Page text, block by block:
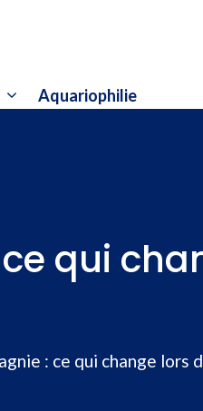
Aquariophilie
qui
: ce qui change lors